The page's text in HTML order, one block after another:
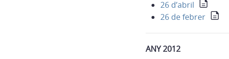
26 d’abril
26 de febrer
ANY 2012